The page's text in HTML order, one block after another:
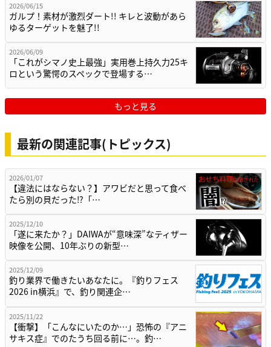
2026/06/15
ガルプ！素材が激烈ダート!! キレと波動があら
ゆるターゲットを魅了!!
2026/06/09
「これがシマノ史上最強」実用巻上持久力25キ
ロという驚愕のスペックで登場する…
もっと見る
最新の関連記事(トピックス)
2026/01/07
【違法にはならない？】アワビだと思って食べ
たら別の貝だった⁉「…
2025/12/10
「遂に来たか？」DAIWAが“意味深”なティザー
映像を公開、10年ぶりの新型…
2025/12/09
釣り業界で働きたいあなたに。『釣りフェス
2026 in横浜』で、釣り関連企…
2025/11/22
【衝撃】「こんなにいたのか…」恐怖の『アニ
サキス症』でのたうち回る前に…。釣…